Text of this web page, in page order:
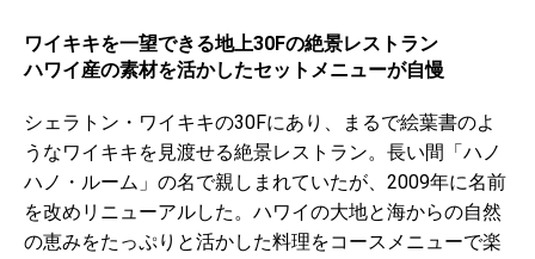
ワイキキを一望できる地上30Fの絶景レストラン
ハワイ産の素材を活かしたセットメニューが自慢
シェラトン・ワイキキの30Fにあり、まるで絵葉書のよ
うなワイキキを見渡せる絶景レストラン。長い間「ハノ
ハノ・ルーム」の名で親しまれていたが、2009年に名前
を改めリニューアルした。ハワイの大地と海からの自然
の恵みをたっぷりと活かした料理をコースメニューで楽